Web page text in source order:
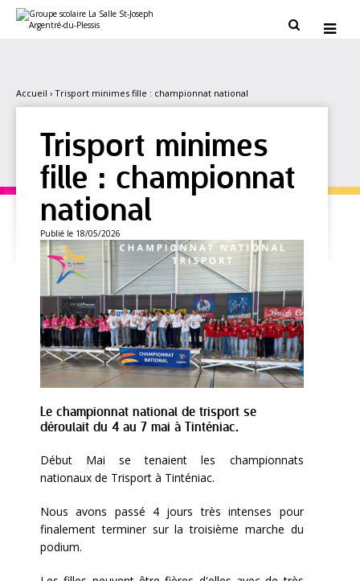
contenu.
personnels
 
Accueil › Trisport minimes fille : championnat national
Trisport minimes
fille : championnat
national
Publié le 18/05/2026
Le championnat national de trisport se
déroulait du 4 au 7 mai à Tinténiac.
Début Mai se tenaient les championnats
nationaux de Trisport à Tinténiac.
Nous avons passé 4 jours très intenses pour
finalement terminer sur la troisième marche du
podium.